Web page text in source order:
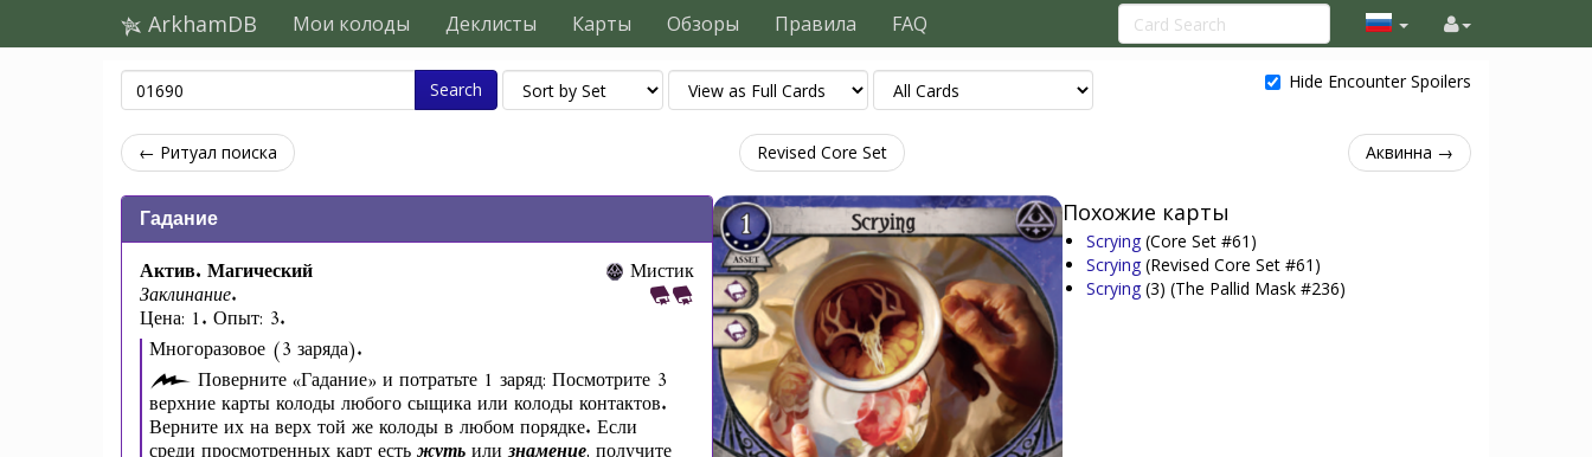
ArkhamDB Мои колоды Деклисты Карты Обзоры Правила FAQ
Search Hide Encounter Spoilers
← Ритуал поиска Revised Core Set Аквинна →
Гадание
Актив. Магический
Заклинание.
Цена: 1. Опыт: 3.
Мистик
Многоразовое (3 заряда).
Поверните «Гадание» и потратьте 1 заряд: Посмотрите 3
верхние карты колоды любого сыщика или колоды контактов.
Верните их на верх той же колоды в любом порядке. Если
Похожие карты
Scrying (Core Set #61)
Scrying (Revised Core Set #61)
Scrying (3) (The Pallid Mask #236)